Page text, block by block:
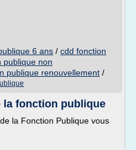
6 ans / cdd fonction
publique non
publique renouvellement /
la fonction publique
la Fonction Publique vous